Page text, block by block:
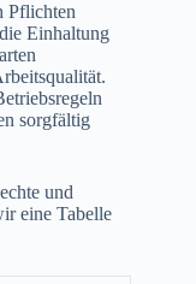
Pflichten
Einhaltung
sorgfältig
und
eine Tabelle